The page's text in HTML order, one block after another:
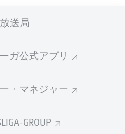
放送局
ガ公式アプリ
・マネジャー
GROUP